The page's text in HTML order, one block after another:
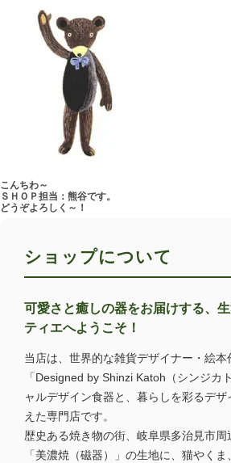
こんちわ～
ＳＨＯＰ担当：熊谷です。
どうぞよろしく～！
ショップについて
可愛さと癒しの器をお届けする、
ティエへようこそ！
当店は、世界的な雑貨デザイナー・絵本
「Designed by Shinzi Katoh（シンジカ
ャルデザイン食器と、暮らしを彩るデ
えた専門店です。
歴史ある焼き物の街、岐阜県多治見市
「美濃焼（磁器）」の生地に、猫やく